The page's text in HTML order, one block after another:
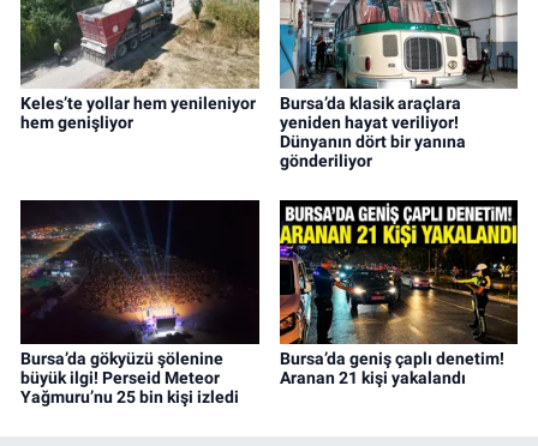
Keles’te yollar hem yenileniyor
hem genişliyor
Bursa’da klasik araçlara
yeniden hayat veriliyor!
Dünyanın dört bir yanına
gönderiliyor
Bursa’da gökyüzü şölenine
büyük ilgi! Perseid Meteor
Yağmuru’nu 25 bin kişi izledi
Bursa’da geniş çaplı denetim!
Aranan 21 kişi yakalandı